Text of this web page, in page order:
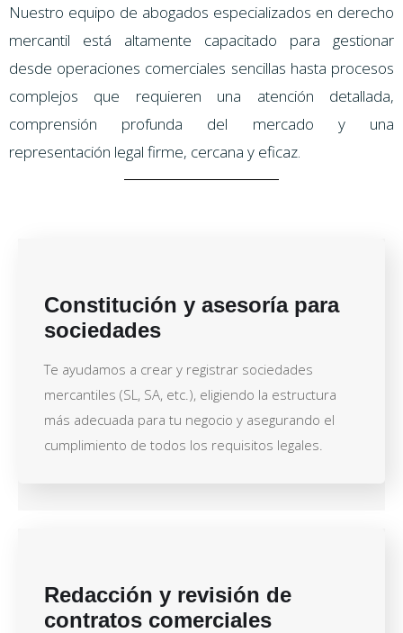
Nuestro equipo de abogados especializados en derecho
mercantil está altamente capacitado para gestionar
desde operaciones comerciales sencillas hasta procesos
complejos que requieren una atención detallada,
comprensión profunda del mercado y una
representación legal firme, cercana y eficaz.
Constitución y asesoría para
sociedades
Te ayudamos a crear y registrar sociedades
mercantiles (SL, SA, etc.), eligiendo la estructura
más adecuada para tu negocio y asegurando el
cumplimiento de todos los requisitos legales.
Redacción y revisión de
contratos comerciales